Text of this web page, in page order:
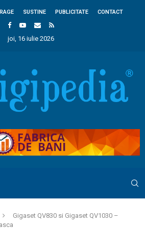
SUSTINE PUBLICITATE CONTACT
joi, 16 iulie 2026
Gigaset QV830 si Gigaset QV1030 –